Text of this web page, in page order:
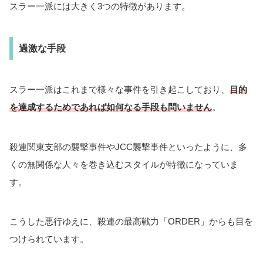
スラー一派には大きく3つの特徴があります。
過激な手段
スラー一派はこれまで様々な事件を引き起こしており、 目的
を達成するためであれば如何なる手段も問いません。
殺連関東支部の襲撃事件やJCC襲撃事件といったように、多
くの無関係な人々を巻き込むスタイルが特徴になっていま
す。
こうした悪行ゆえに、殺連の最高戦力「ORDER」からも目を
つけられています。